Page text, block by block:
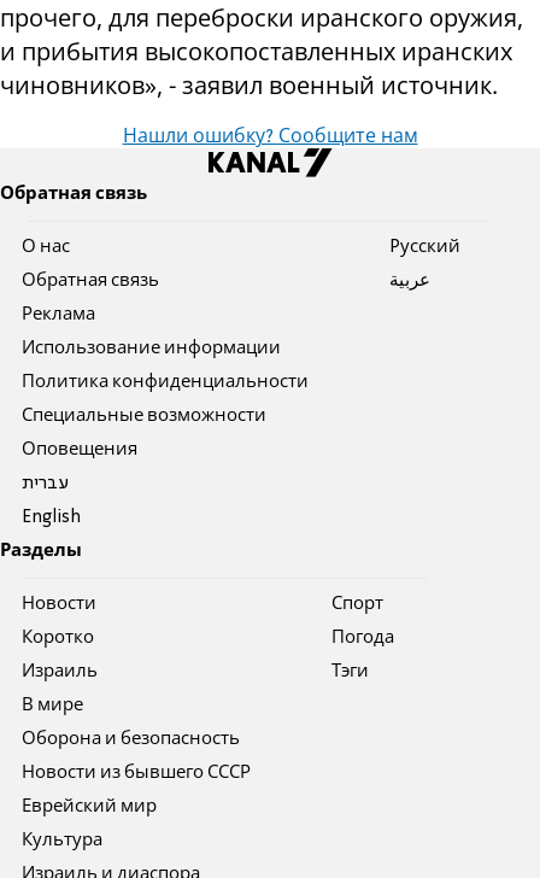
прочего, для переброски иранского оружия,
и прибытия высокопоставленных иранских
чиновников», - заявил военный источник.
Нашли ошибку? Сообщите нам
Обратная связь
О нас
Обратная связь
Реклама
Использование информации
Политика конфиденциальности
Специальные возможности
Оповещения
עברית
English
Pусский
عربية
Разделы
Новости
Коротко
Израиль
В мире
Оборона и безопасность
Новости из бывшего СССР
Еврейский мир
Культура
Спорт
Погода
Тэги